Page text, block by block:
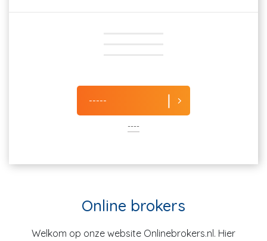
-----
----
Online brokers
Welkom op onze website Onlinebrokers.nl. Hier